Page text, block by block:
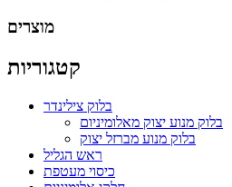
מוצרים
קטגוריות
בלוק צילינדר
בלוק מנוע יצוק מאלומיניום
בלוק מנוע מברזל יצוק
ראש הגליל
כיסוי מעטפת